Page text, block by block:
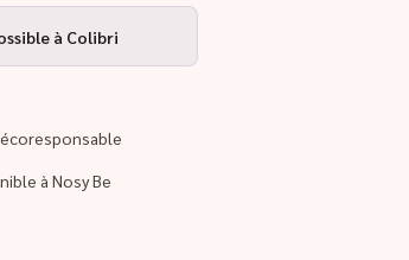
à Colibri
à Nosy Be